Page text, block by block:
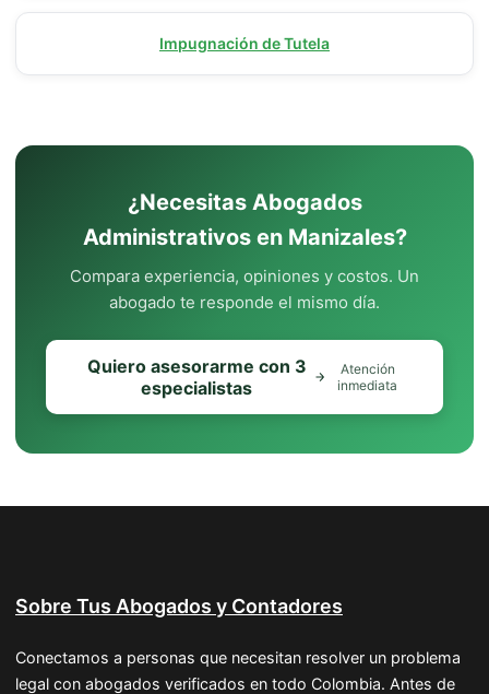
Impugnación de Tutela
¿Necesitas Abogados
Administrativos en Manizales?
Compara experiencia, opiniones y costos. Un
abogado te responde el mismo día.
Quiero asesorarme con 3
especialistas
Atención
inmediata
Sobre Tus Abogados y Contadores
Conectamos a personas que necesitan resolver un problema
legal con abogados verificados en todo Colombia. Antes de